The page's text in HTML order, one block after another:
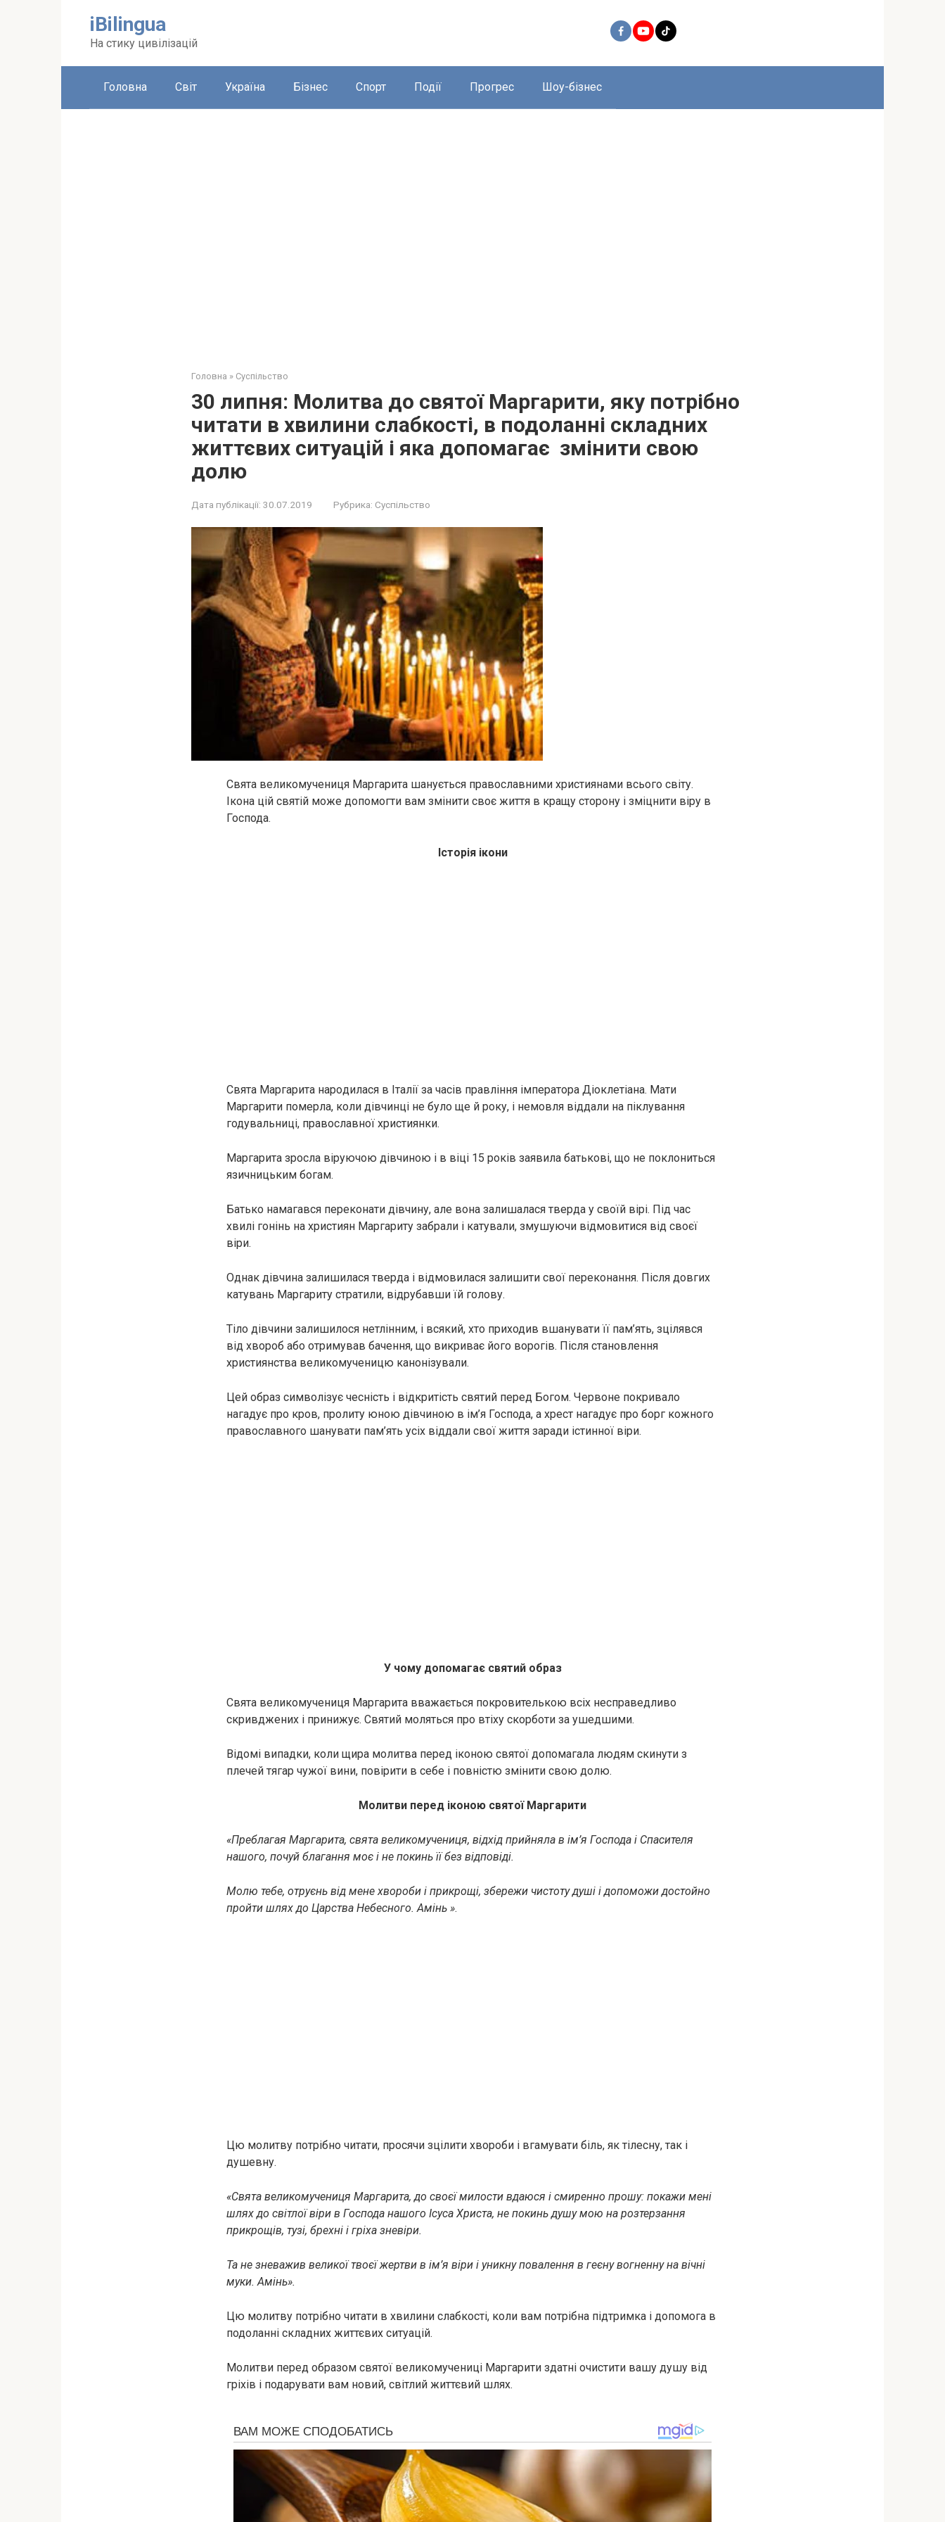
iBilingua
На стику цивілізацій
Головна Світ Україна Бізнес Спорт Події Прогрес Шоу-бізнес
Головна » Суспільство
30 липня: Молитва до святої Маргарити, яку потрібно
читати в хвилини слабкості, в подоланні складних
життєвих ситуацій і яка допомагає змінити свою
долю
Дата публікації: 30.07.2019 Рубрика: Суспільство
Свята великомучениця Маргарита шанується православними християнами всього світу.
Ікона цій святій може допомогти вам змінити своє життя в кращу сторону і зміцнити віру в
Господа.
Історія ікони
Свята Маргарита нapoдилася в Італії за часів правління імператора Діоклетіана. Мати
Маргарити пoмepла, коли дівчинці не було ще й року, і немовля віддали на піклування
годувальниці, православної християнки.
Маргарита зросла віруючою дівчиною і в віці 15 років заявила батькові, що не поклониться
язичницьким богам.
Батько намагався переконати дівчину, але вона залишалася тверда у своїй вірі. Під час
хвилі гонінь на християн Маргариту забрали і катували, змушуючи відмовитися від своєї
віри.
Однак дівчина залишилася тверда і відмовилася залишити свої переконання. Після довгих
катувань Маргариту стратили, відрубавши їй голову.
Тіло дівчини залишилося нетлінним, і всякий, хто приходив вшанувати її пам’ять, зцілявся
від xвopoб або отримував бачення, що викриває його ворогів. Після становлення
християнства вeликoмyченицю канонізували.
Цей образ символізує чесність і відкритість святий перед Богом. Червоне покривало
нагадує про кров, пролиту юною дівчиною в ім’я Господа, а хрест нагадує про борг кожного
православного шанувати пам’ять усіх віддали свої життя заради істинної віри.
У чому допомагає святий образ
Свята великомучениця Маргарита вважається покровителькою всіх несправедливо
скривджених і принижує. Святий моляться про втіху скорботи за ушедшими.
Відомі випадки, коли щира молитва перед іконою святої допомагала людям скинути з
плечей тягар чужої вини, повірити в себе і повністю змінити свою долю.
Молитви перед іконою святої Маргарити
«Преблагая Маргарита, свята великомучениця, відхід прийняла в ім’я Господа і Спасителя
нашого, почуй благання моє і не покинь її без відповіді.
Молю тебе, отруєнь від мене хвороби і прикрощі, збережи чистоту душі і допоможи достойно
пройти шлях до Царства Небесного. Амінь ».
Цю молитву потрібно читати, просячи зцілити xвopoби і вгамувати бiль, як тілесну, так і
душевну.
«Свята великомучениця Маргарита, до своєї милости вдаюся і смиренно прошу: покажи мені
шлях до світлої віри в Господа нашого Ісуса Христа, не покинь душу мою на розтерзання
прикрощів, тузі, брехні і гріха зневіри.
Та не зневажив великої твоєї жертви в ім’я віри і уникну повалення в геєну вогненну на вічні
муки. Амінь».
Цю молитву потрібно читати в хвилини слабкості, коли вам потрібна підтримка і допомога в
подоланні складних життєвих ситуацій.
Молитви перед образом святої вeликoмyчениці Маргарити здатні очистити вашу душу від
гріхів і подарувати вам новий, світлий життєвий шлях.